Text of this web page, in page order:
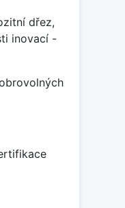
dřez,
inovací -